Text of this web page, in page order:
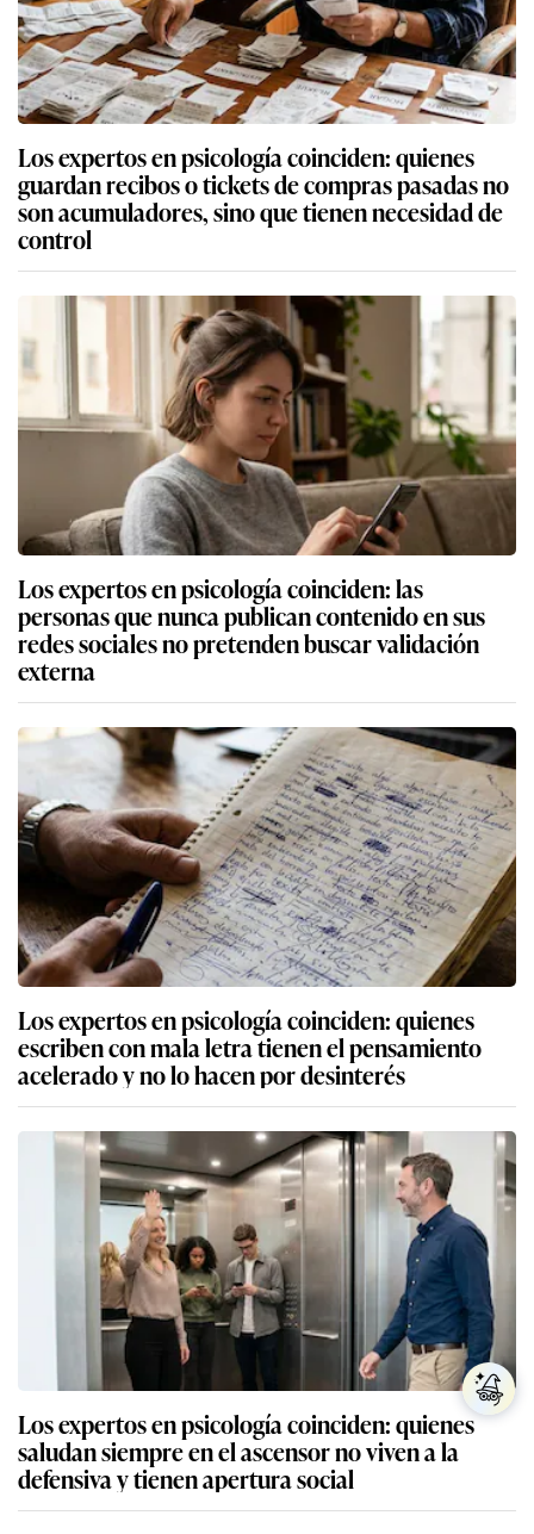
Los expertos en psicología coinciden: quienes
guardan recibos o tickets de compras pasadas no
son acumuladores, sino que tienen necesidad de
control
Los expertos en psicología coinciden: las
personas que nunca publican contenido en sus
redes sociales no pretenden buscar validación
externa
Los expertos en psicología coinciden: quienes
escriben con mala letra tienen el pensamiento
acelerado y no lo hacen por desinterés
Los expertos en psicología coinciden: quienes
saludan siempre en el ascensor no viven a la
defensiva y tienen apertura social